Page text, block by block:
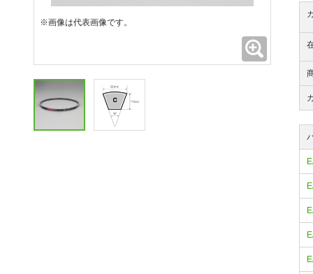
※画像は代表画像です。